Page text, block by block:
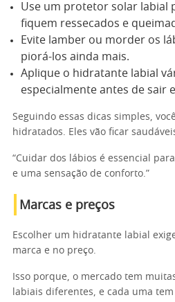
Use um protetor solar labial
fiquem ressecados e
Evite lamber ou morder os
piorá-los ainda mais.
Aplique o hidratante labial
especialmente antes de sair
Seguindo essas dicas simples,
hidratados. Eles vão ficar
“Cuidar dos lábios é essencial
e uma sensação de conforto.”
Marcas e preços
Escolher um hidratante labial
marca e no preço.
Isso porque, o mercado tem
labiais diferentes, e cada uma